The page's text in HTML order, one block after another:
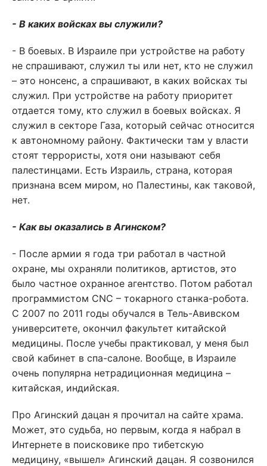
- В каких войсках вы служили?
- В боевых. В Израиле при устройстве на работу
не спрашивают, служил ты или нет, кто не служил
– это нонсенс, а спрашивают, в каких войсках ты
служил. При устройстве на работу приоритет
отдается тому, кто служил в боевых войсках. Я
служил в секторе Газа, который сейчас относится
к автономному району. Фактически там у власти
стоят террористы, хотя они называют себя
палестинцами. Есть Израиль, страна, которая
признана всем миром, но Палестины, как таковой,
нет.
- Как вы оказались в Агинском?
- После армии я года три работал в частной
охране, мы охраняли политиков, артистов, это
было частное охранное агентство. Потом работал
программистом CNC – токарного станка-робота.
С 2007 по 2011 годы обучался в Тель-Авивском
университете, окончил факультет китайской
медицины. После учебы практиковал, у меня был
свой кабинет в спа-салоне. Вообще, в Израиле
очень популярна нетрадиционная медицина –
китайская, индийская.
Про Агинский дацан я прочитал на сайте храма.
Может, это судьба, но первым, когда я набрал в
Интернете в поисковике про тибетскую
медицину, «вышел» Агинский дацан. Я созвонился